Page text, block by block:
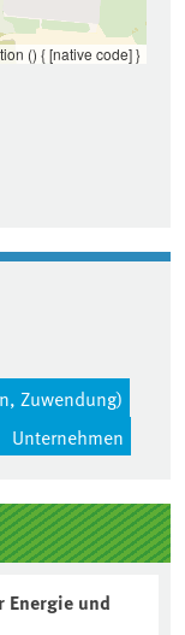
() { [native code] }
Zuwendung)
Unternehmen
Energie und